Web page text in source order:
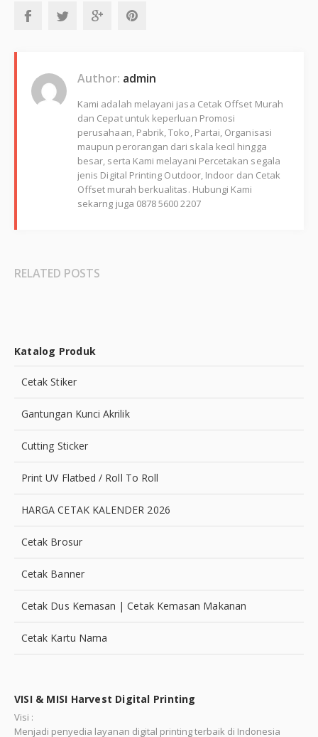
Author: admin
Kami adalah melayani jasa Cetak Offset Murah
dan Cepat untuk keperluan Promosi
perusahaan, Pabrik, Toko, Partai, Organisasi
maupun perorangan dari skala kecil hingga
besar, serta Kami melayani Percetakan segala
jenis Digital Printing Outdoor, Indoor dan Cetak
Offset murah berkualitas. Hubungi Kami
sekarng juga 0878 5600 2207
RELATED POSTS
Katalog Produk
Cetak Stiker
Gantungan Kunci Akrilik
Cutting Sticker
Print UV Flatbed / Roll To Roll
HARGA CETAK KALENDER 2026
Cetak Brosur
Cetak Banner
Cetak Dus Kemasan | Cetak Kemasan Makanan
Cetak Kartu Nama
VISI & MISI Harvest Digital Printing
Visi :
Menjadi penyedia layanan digital printing terbaik di Indonesia